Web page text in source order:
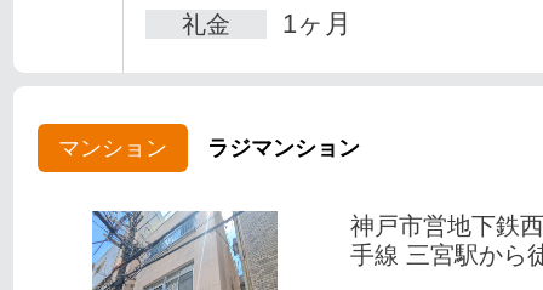
礼金 1ヶ月
マンション ラジマンション
神戸市営地下鉄
手線 三宮駅から